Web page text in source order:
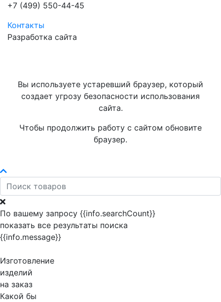
+7 (499) 550-44-45
Контакты
Разработка сайта
Вы используете устаревший браузер, который
создает угрозу безопасности использования
сайта.
Чтобы продолжить работу с сайтом обновите
браузер.
По вашему запросу {{info.searchCount}}
показать все результаты поиска
{{info.message}}
Изготовление
изделий
на заказ
Какой бы